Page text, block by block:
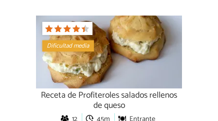
Dificultad media
Receta de Profiteroles salados rellenos
de queso